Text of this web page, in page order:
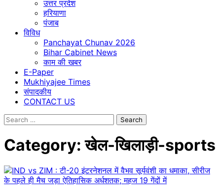
उत्तर प्रदेश
हरियाणा
पंजाब
विविध
Panchayat Chunav 2026
Bihar Cabinet News
काम की खबर
E-Paper
Mukhiyajee Times
संपादकीय
CONTACT US
Search
Category:खेल-खिलाड़ी-sports